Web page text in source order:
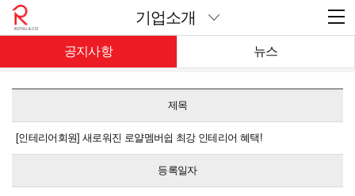
기업소개
공지사항 뉴스
제목
[인테리어회원] 새로워진 로얄멤버쉽 최강 인테리어 혜택!
등록일자